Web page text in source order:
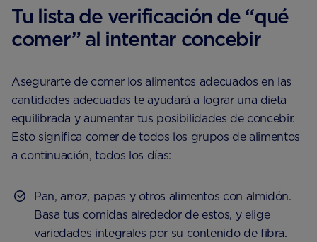
Tu lista de verificación de “qué
comer” al intentar concebir
Asegurarte de comer los alimentos adecuados en las
cantidades adecuadas te ayudará a lograr una dieta
equilibrada y aumentar tus posibilidades de concebir.
Esto significa comer de todos los grupos de alimentos
a continuación, todos los días:
Pan, arroz, papas y otros alimentos con almidón.
Basa tus comidas alrededor de estos, y elige
variedades integrales por su contenido de fibra.